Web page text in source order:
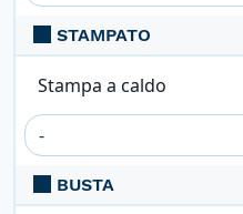
sulla
STAMPATO
Stampa a caldo
Applicazione di una
cliches in zinco. Colori
blu ed il rosso.
BUSTA